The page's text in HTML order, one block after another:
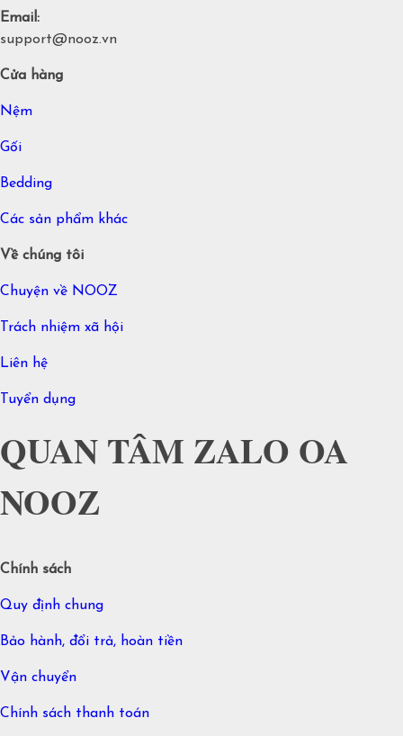
Email:
support@nooz.vn
Cửa hàng
Nệm
Gối
Bedding
Các sản phẩm khác
Về chúng tôi
Chuyện về NOOZ
Trách nhiệm xã hội
Liên hệ
Tuyển dụng
QUAN TÂM ZALO OA
NOOZ
Chính sách
Quy định chung
Bảo hành, đổi trả, hoàn tiền
Vận chuyển
Chính sách thanh toán